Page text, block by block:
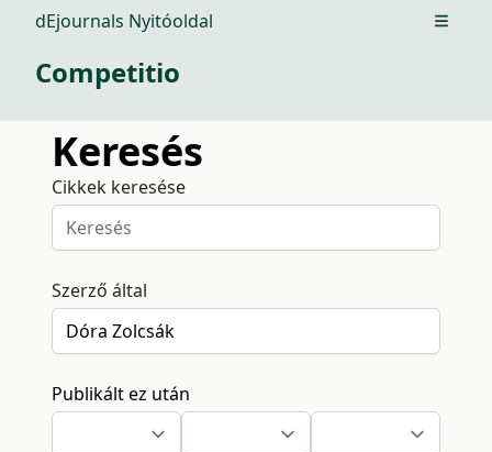
dEjournals Nyitóoldal Open
Competitio
Keresés
Cikkek keresése
Szerző által
Publikált ez után